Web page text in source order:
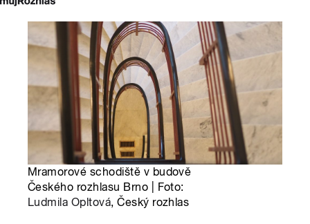
Mramorové schodiště v budově
Českého rozhlasu Brno | Foto:
Ludmila Opltová, Český rozhlas